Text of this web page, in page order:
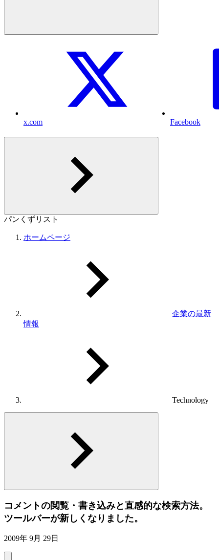
x.com Facebook
パンくずリスト
ホームページ
企業の最新
情報
Technology
コメントの閲覧・書き込みと直感的な検索方法。
ツールバーが新しくなりました。
2009年 9月 29日